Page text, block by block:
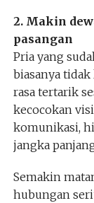
2. Makin
pasangan
Pria yang
biasanya
rasa tertarik
kecocokan
komunikasi,
jangka
Semakin
hubungan